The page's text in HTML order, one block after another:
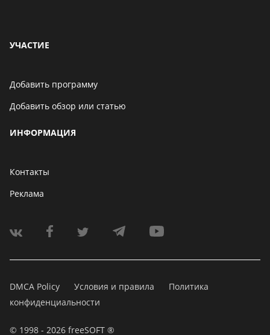
УЧАСТИЕ
Добавить программу
Добавить обзор или статью
ИНФОРМАЦИЯ
Контакты
Реклама
DMCA Policy Условия и правила
Политика
конфиденциальности
© 1998 - 2026 freeSOFT ®